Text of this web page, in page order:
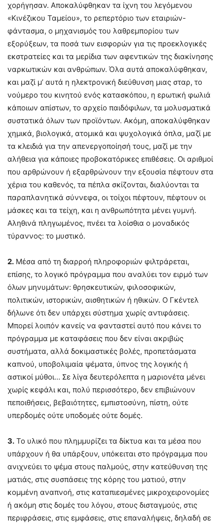
χορήγησαν. Αποκαλύφθηκαν τα ίχνη του λεγόμενου
«Κινέζικου Ταμείου», το ρεπερτόριο των εταιριών-
φάντασμα, o μηχανισμός του λαθρεμπορίου των
εξορύξεων, τα ποσά των εισφορών για τις προεκλογικές
εκστρατείες και τα μερίδια των αφεντικών της διακίνησης
ναρκωτικών και ανθρώπων. Όλα αυτά αποκαλύφθηκαν,
και μαζί μ’ αυτά η ηλεκτρονική διεύθυνση μιας σταρ, το
νούμερο του κινητού ενός κατασκόπου, η ερωτική φωλιά
κάποιων απίστων, το αρχείο παιδόφιλων, τα μολυσματικά
συστατικά όλων των προϊόντων. Ακόμη, αποκαλύφθηκαν
χημικά, βιολογικά, ατομικά και ψυχολογικά όπλα, μαζί με
τα κλειδιά για την απενεργοποίησή τους, μαζί με την
αλήθεια για κάποιες προβοκατόρικες επιθέσεις. Οι αριθμοί
που αρθρώνουν ή εξαρθρώνουν την εξουσία πέφτουν στα
χέρια του καθενός, τα πέπλα σκίζονται, διαλύονται τα
παραπλανητικά σύννεφα, οι τοίχοι πέφτουν, πέφτουν οι
μάσκες και τα τείχη, και η ανθρωπότητα μένει γυμνή.
Αληθινά πληγωμένος, πνέει τα λοίσθια ο μοναδικός
τύραννος: το μυστικό.
2. Μέσα από τη διαρροή πληροφοριών φιλτράρεται,
επίσης, το λογικό πρόγραμμα που αναλύει τον ειρμό των
όλων μηνυμάτων: θρησκευτικών, φιλοσοφικών,
πολιτικών, ιστορικών, αισθητικών ή ηθικών. Ο Γκέντελ
δήλωνε ότι δεν υπάρχει σύστημα χωρίς αντιφάσεις.
Μπορεί λοιπόν κανείς να φανταστεί αυτό που κάνει το
πρόγραμμα με καταφάσεις που δεν είναι ακριβώς
συστήματα, αλλά δοκιμαστικές βολές, προπετάσματα
καπνού, υποβολιμαία ψέματα, ύπνος της λογικής ή
αστικοί μύθοι… Σε λίγα δευτερόλεπτα η μαριονέτα μένει
χωρίς κεφάλι και, πολύ περισσότερο, δεν επιβιώνουν
πεποιθήσεις, βεβαιότητες, εμπιστοσύνη, πίστη, ούτε
υπερδομές ούτε υποδομές ούτε δομές.
3. Το υλικό που πλημμυρίζει τα δίκτυα και τα μέσα που
υπάρχουν ή θα υπάρξουν, υπόκειται στο πρόγραμμα που
ανιχνεύει το ψέμα στους παλμούς, στην κατεύθυνση της
ματιάς, στις συσπάσεις της κόρης του ματιού, στην
κομμένη αναπνοή, στις καταπιεσμένες μικροχειρονομίες
ή ακόμη στις δομές του λόγου, στους δισταγμούς, στις
περιφράσεις, στις εμφάσεις, στις επαναλήψεις, δηλαδή σε